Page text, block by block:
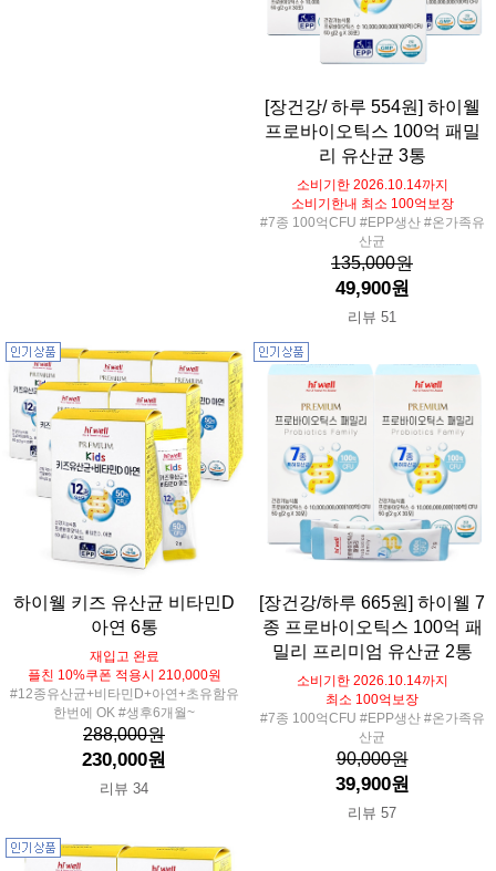
[장건강/ 하루 554원] 하이웰
프로바이오틱스 100억 패밀
리 유산균 3통
소비기한 2026.10.14까지
소비기한내 최소 100억보장
#7종 100억CFU #EPP생산 #온가족유
산균
135,000원
49,900원
리뷰 51
하이웰 키즈 유산균 비타민D
아연 6통
재입고 완료
플친 10%쿠폰 적용시 210,000원
#12종유산균+비타민D+아연+초유함유
한번에 OK #생후6개월~
288,000원
230,000원
리뷰 34
[장건강/하루 665원] 하이웰 7
종 프로바이오틱스 100억 패
밀리 프리미엄 유산균 2통
소비기한 2026.10.14까지
최소 100억보장
#7종 100억CFU #EPP생산 #온가족유
산균
90,000원
39,900원
리뷰 57